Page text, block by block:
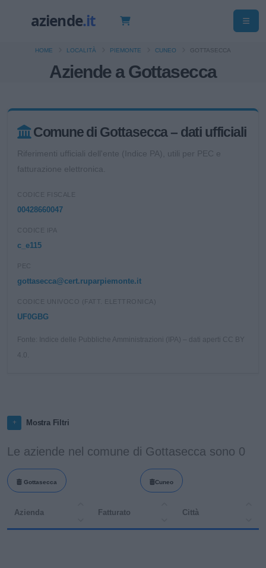
Aziende a Gottasecca
HOME LOCALITÀ PIEMONTE CUNEO GOTTASECCA
Comune di Gottasecca – dati ufficiali
Riferimenti ufficiali dell'ente (Indice PA), utili per PEC e
fatturazione elettronica.
CODICE FISCALE
00428660047
CODICE IPA
c_e115
PEC
gottasecca@cert.ruparpiemonte.it
CODICE UNIVOCO (FATT. ELETTRONICA)
UF0GBG
Fonte: Indice delle Pubbliche Amministrazioni (IPA) – dati aperti CC BY
Mostra Filtri
Le aziende nel comune di Gottasecca sono 0
Gottasecca Cuneo
Azienda Fatturato Città